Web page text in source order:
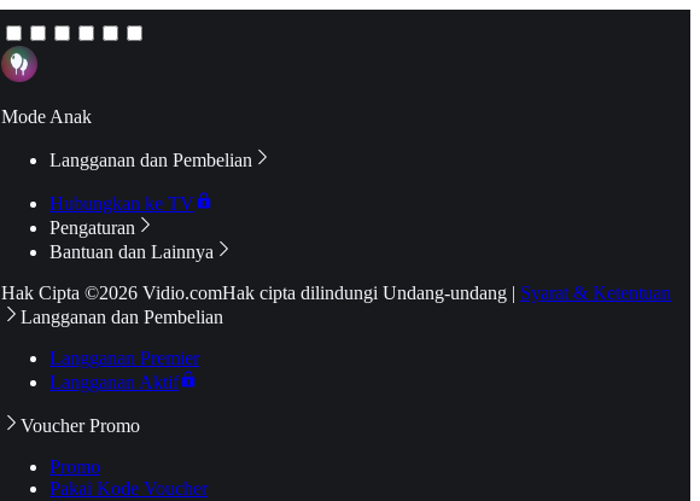
Mode Anak
Langganan dan Pembelian
Hubungkan ke TV
Pengaturan
Bantuan dan Lainnya
Hak Cipta ©2026 Vidio.comHak cipta dilindungi Undang-undang | Syarat & Ketentuan
Langganan dan Pembelian
Langganan Premier
Langganan Aktif
Voucher Promo
Promo
Pakai Kode Voucher